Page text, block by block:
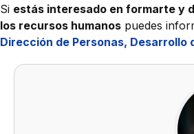
Si estás interesado en formarte y
los recursos humanos puedes
Dirección de Personas, Desarrollo